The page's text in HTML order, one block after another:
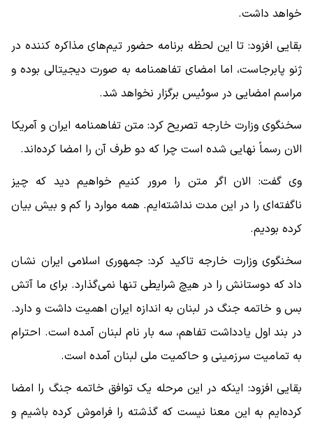
خواهد داشت.
بقایی افزود: تا این لحظه برنامه حضور تیم‌های مذاکره کننده در
ژنو پابرجاست، اما امضای تفاهمنامه به صورت دیجیتالی بوده و
مراسم امضایی در سوئیس برگزار نخواهد شد.
سخنگوی وزارت خارجه تصریح کرد: متن تفاهمنامه ایران و آمریکا
الان رسماً نهایی شده است چرا که دو طرف آن را امضا کرده‌اند.
وی گفت: الان اگر متن را مرور کنیم خواهیم دید که چیز
ناگفته‌ای را در این مدت نداشته‌ایم. همه موارد را کم و بیش بیان
کرده‌ بودیم.
سخنگوی وزارت خارجه تاکید کرد: جمهوری اسلامی ایران نشان
داد که دوستانش را در هیچ شرایطی تنها نمی‌گذارد. برای ما آتش
بس و خاتمه جنگ در لبنان به اندازه ایران اهمیت داشت و دارد.
در بند اول یادداشت تفاهم، سه بار نام لبنان آمده است. احترام
به تمامیت سرزمینی و حاکمیت ملی لبنان آمده است.
بقایی افزود: اینکه در این مرحله یک توافق خاتمه جنگ را امضا
کرده‌ایم به این معنا نیست که گذشته را فراموش کرده باشیم و